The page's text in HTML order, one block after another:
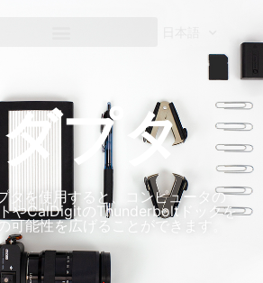
プタ
タを使用すると、コンピュータの
やCalDigitのThunderboltドックを
可能性を広げることができます。